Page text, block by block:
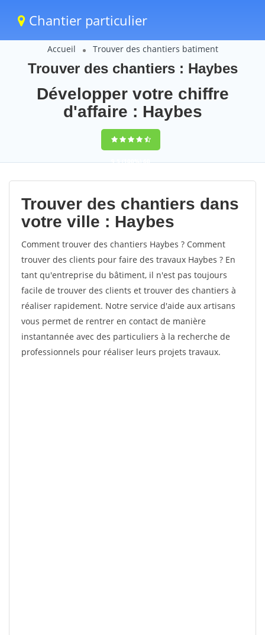
Chantier particulier
Accueil Trouver des chantiers batiment
Trouver des chantiers : Haybes
Développer votre chiffre
d'affaire : Haybes
9,5(100%)60
votes
Trouver des chantiers dans
votre ville : Haybes
Comment trouver des chantiers Haybes ? Comment
trouver des clients pour faire des travaux Haybes ? En
tant qu'entreprise du bâtiment, il n'est pas toujours
facile de trouver des clients et trouver des chantiers à
réaliser rapidement. Notre service d'aide aux artisans
vous permet de rentrer en contact de manière
instantannée avec des particuliers à la recherche de
professionnels pour réaliser leurs projets travaux.